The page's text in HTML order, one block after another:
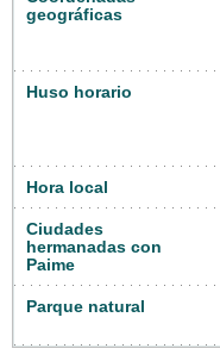
geográficas
Huso horario
Hora local
Ciudades
hermanadas con
Paime
Parque natural